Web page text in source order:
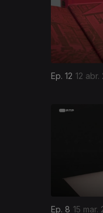
Ep. 12 12 abr.
Ep. 8 15 mar.